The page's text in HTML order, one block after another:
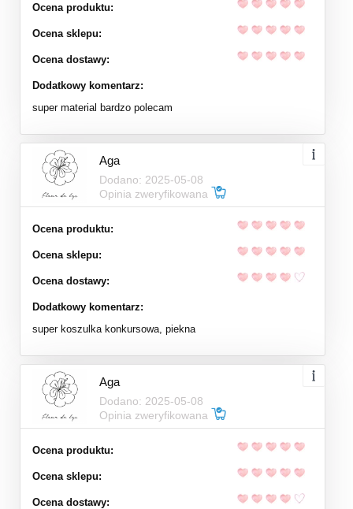
Ocena produktu:
Ocena sklepu:
Ocena dostawy:
Dodatkowy komentarz:
super material bardzo polecam
Aga
Dodano: 2025-05-08
Opinia zweryfikowana
Ocena produktu:
Ocena sklepu:
Ocena dostawy:
Dodatkowy komentarz:
super koszulka konkursowa, piekna
Aga
Dodano: 2025-05-08
Opinia zweryfikowana
Ocena produktu:
Ocena sklepu:
Ocena dostawy: